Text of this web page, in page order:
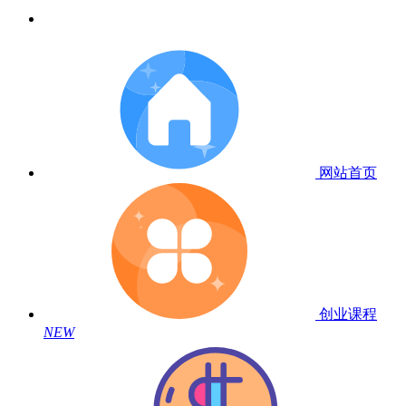
网站首页
创业课程
NEW